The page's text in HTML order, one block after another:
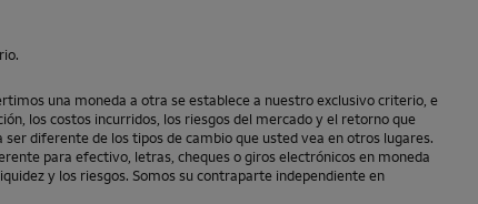
una moneda a otra se establece a nuestro exclusivo criterio, e
los costos incurridos, los riesgos del mercado y el retorno que
diferente de los tipos de cambio que usted vea en otros lugares.
para efectivo, letras, cheques o giros electrónicos en moneda
y los riesgos. Somos su contraparte independiente en